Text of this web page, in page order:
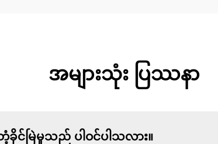
အများသုံး ပြဿနာ
င်မြဲမှုသည် ပါဝင်ပါသလား။